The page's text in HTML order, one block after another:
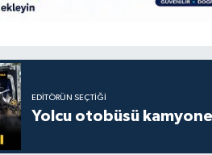
EDITÖRÜN SEÇTIĞI
Yolcu otobüsü